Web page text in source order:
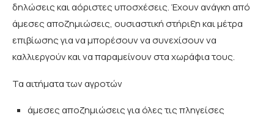
δηλώσεις και αόριστες υποσχέσεις. Έχουν ανάγκη από
άμεσες αποζημιώσεις, ουσιαστική στήριξη και μέτρα
επιβίωσης για να μπορέσουν να συνεχίσουν να
καλλιεργούν και να παραμείνουν στα χωράφια τους.
Τα αιτήματα των αγροτών
άμεσες αποζημιώσεις για όλες τις πληγείσες